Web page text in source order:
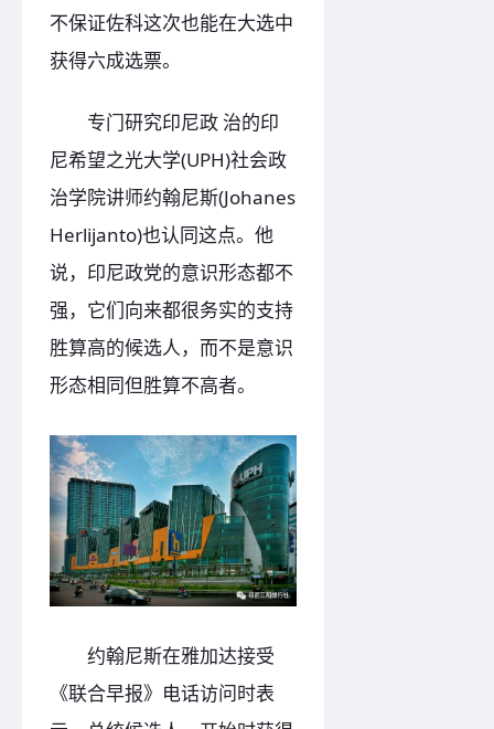
不保证佐科这次也能在大选中
获得六成选票。
专门研究印尼政 治的印
尼希望之光大学(UPH)社会政
治学院讲师约翰尼斯(Johanes
Herlijanto)也认同这点。他
说，印尼政党的意识形态都不
强，它们向来都很务实的支持
胜算高的候选人，而不是意识
形态相同但胜算不高者。
约翰尼斯在雅加达接受
《联合早报》电话访问时表